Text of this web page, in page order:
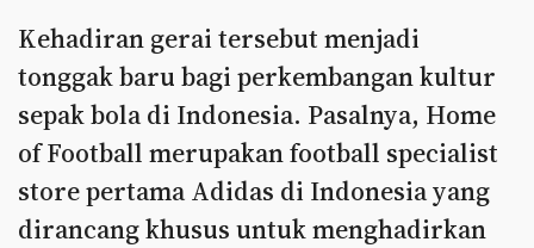
Kehadiran gerai tersebut menjadi
tonggak baru bagi perkembangan kultur
sepak bola di Indonesia. Pasalnya, Home
of Football merupakan football specialist
store pertama Adidas di Indonesia yang
dirancang khusus untuk menghadirkan